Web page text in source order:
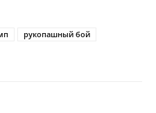
рукопашный бой